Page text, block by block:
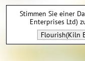
Stimmen Sie einer
Enterprises Ltd)
Flourish(Kiln